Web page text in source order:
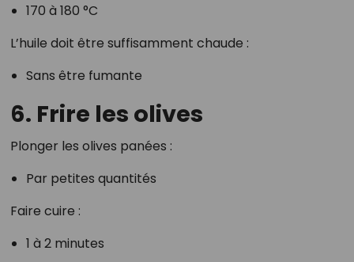
170 à 180 °C
L’huile doit être suffisamment chaude :
Sans être fumante
6. Frire les olives
Plonger les olives panées :
Par petites quantités
Faire cuire :
1 à 2 minutes